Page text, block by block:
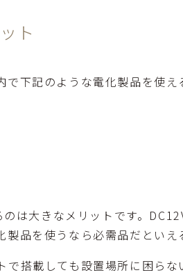
ト
下記のような電化製品を使え
は大きなメリットです。
品を使うなら必需品だといえ
搭載しても設置場所に困らな